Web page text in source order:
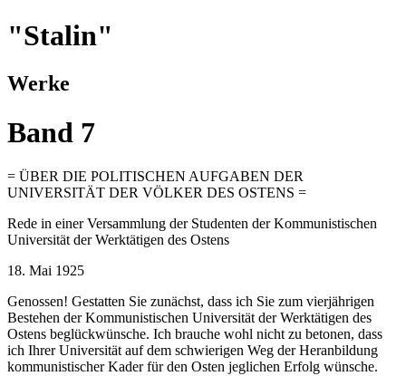
"Stalin"
Werke
Band 7
= ÜBER DIE POLITISCHEN AUFGABEN DER
UNIVERSITÄT DER VÖLKER DES OSTENS =
Rede in einer Versammlung der Studenten der Kommunistischen
Universität der Werktätigen des Ostens
18. Mai 1925
Genossen! Gestatten Sie zunächst, dass ich Sie zum vierjährigen
Bestehen der Kommunistischen Universität der Werktätigen des
Ostens beglückwünsche. Ich brauche wohl nicht zu betonen, dass
ich Ihrer Universität auf dem schwierigen Weg der Heranbildung
kommunistischer Kader für den Osten jeglichen Erfolg wünsche.